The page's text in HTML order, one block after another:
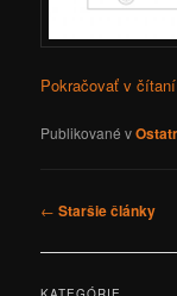
Pokračovať v čítaní
Publikované v
Navigácia
← Staršie články